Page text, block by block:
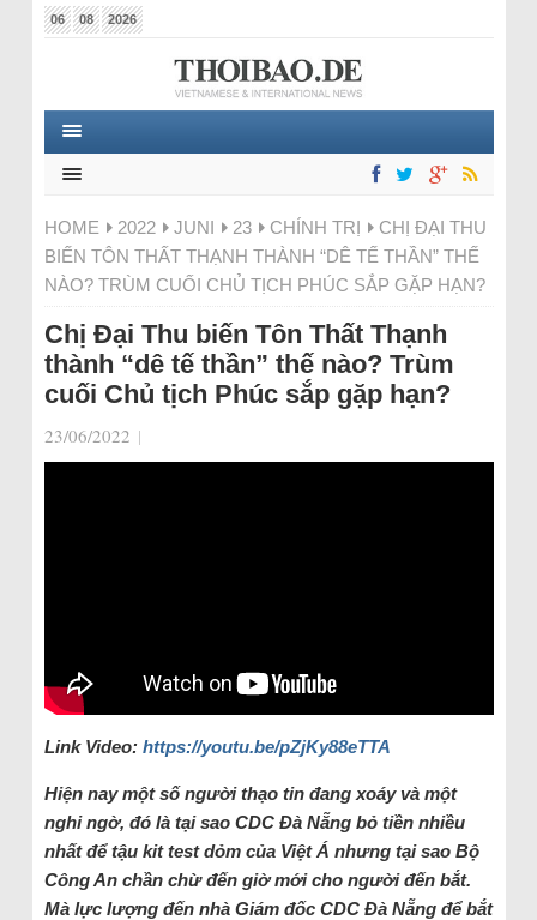
06 08 2026
HOME 2022 JUNI 23 CHÍNH TRỊ
CHỊ ĐẠI THU
BIẾN TÔN THẤT THẠNH THÀNH “DÊ TẾ THẦN” THẾ
NÀO? TRÙM CUỐI CHỦ TỊCH PHÚC SẮP GẶP HẠN?
Chị Đại Thu biến Tôn Thất Thạnh
thành “dê tế thần” thế nào? Trùm
cuối Chủ tịch Phúc sắp gặp hạn?
23/06/2022 |
Link Video: https://youtu.be/pZjKy88eTTA
Hiện nay một số người thạo tin đang xoáy và một
nghi ngờ, đó là tại sao CDC Đà Nẵng bỏ tiền nhiều
nhất để tậu kit test dỏm của Việt Á nhưng tại sao Bộ
Công An chần chừ đến giờ mới cho người đến bắt.
Mà lực lượng đến nhà Giám đốc CDC Đà Nẵng để bắt